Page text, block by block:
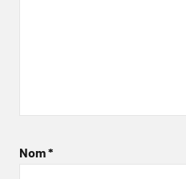
Nom*